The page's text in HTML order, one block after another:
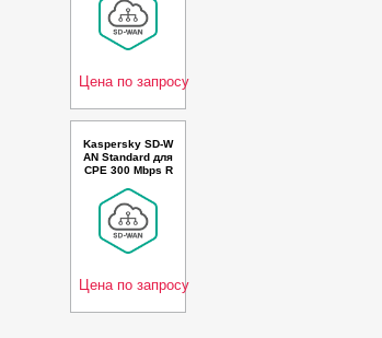
ear Renewal Pre
mium License -
Лицензия
Цена по запросу
Kaspersky SD-W
AN Standard для
CPE 300 Mbps R
50-499 Device 2
year Renewal Pr
emium Plus Lice
nse - Лицензия
Цена по запросу